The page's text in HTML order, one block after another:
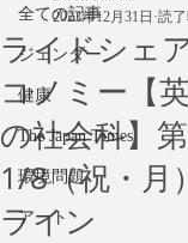
全ての記事
ジェンダー
健康
The Japan Times
環境問題
アート
ライドシェ
コノミー【
の社会科】
1/8（祝・月
ライン
2023年12月31日 読